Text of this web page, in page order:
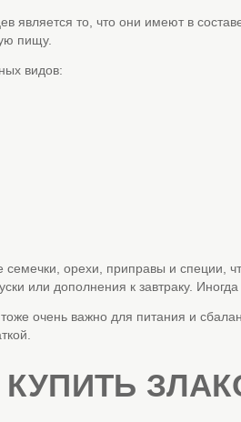
является то, что они имеют в
пищу.
видов:
семечки, орехи, приправы и специи,
или дополнения к завтраку.
очень важно для питания и